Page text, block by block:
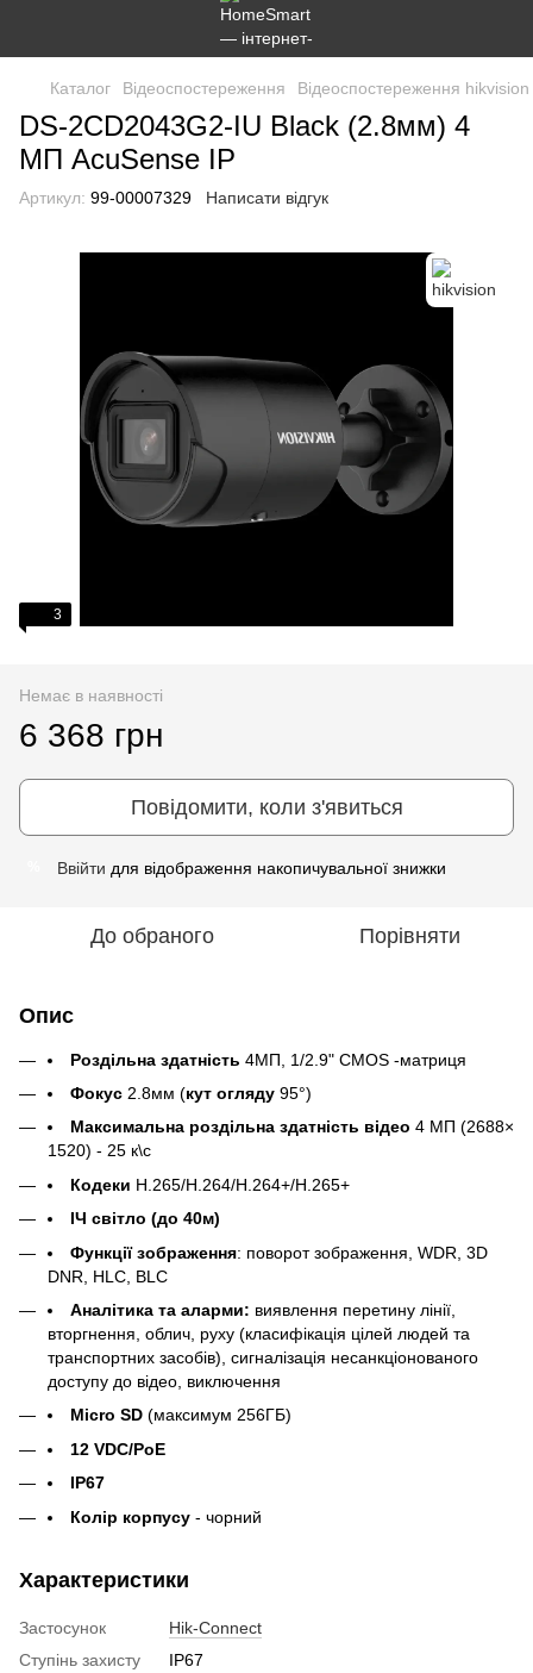
Каталог Відеоспостереження Відеоспостереження hikvision
DS-2CD2043G2-IU Black (2.8мм) 4
МП AcuSense IP
Артикул: 99-00007329 Написати відгук
3
Немає в наявності
6 368 грн
Повідомити, коли з'явиться
Ввійти для відображення накопичувальної знижки
До обраного Порівняти
Опис
Роздільна здатність 4МП, 1/2.9" CMOS -матриця
Фокус 2.8мм (кут огляду 95°)
Максимальна роздільна здатність відео 4 МП (2688×
1520) - 25 к\с
Кодеки H.265/H.264/H.264+/H.265+
ІЧ світло (до 40м)
Функції зображення: поворот зображення, WDR, 3D
DNR, HLC, BLC
Аналітика та аларми: виявлення перетину лінії,
вторгнення, облич, руху (класифікація цілей людей та
транспортних засобів), сигналізація несанкціонованого
доступу до відео, виключення
Micro SD (максимум 256ГБ)
12 VDC/PoE
IP67
Колір корпусу - чорний
Характеристики
Застосунок
Hik-Connect
Ступінь захисту
IP67